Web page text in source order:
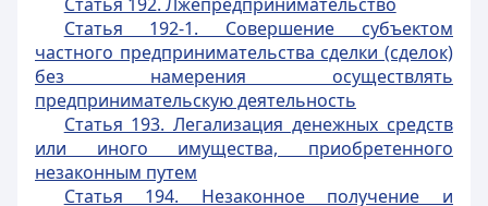
Статья 192-1. Совершение субъектом
частного предпринимательства сделки (сделок)
без намерения осуществлять
предпринимательскую деятельность
Статья 193. Легализация денежных средств
или иного имущества, приобретенного
незаконным путем
Статья 194. Незаконное получение и